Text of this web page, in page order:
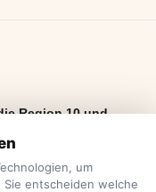
Region 10 und
und Freizeittipps
bis
um
entscheiden welche